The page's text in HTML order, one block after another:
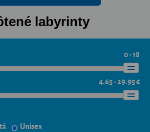
labyrinty
0 - 18
4.65 - 29.95 €
Unisex